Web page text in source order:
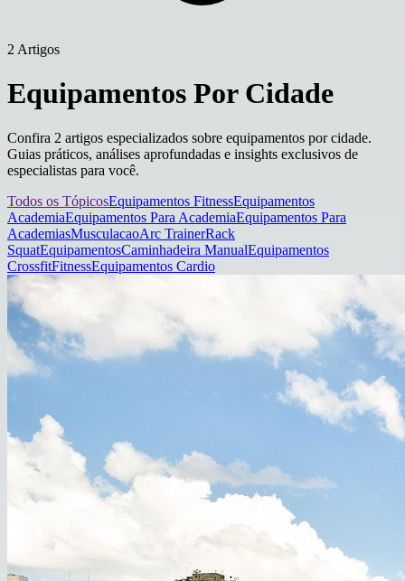
2 Artigos
Equipamentos Por Cidade
Confira 2 artigos especializados sobre equipamentos por cidade.
Guias práticos, análises aprofundadas e insights exclusivos de
especialistas para você.
Todos os TópicosEquipamentos FitnessEquipamentos
AcademiaEquipamentos Para AcademiaEquipamentos Para
AcademiasMusculacaoArc TrainerRack
SquatEquipamentosCaminhadeira ManualEquipamentos
CrossfitFitnessEquipamentos Cardio